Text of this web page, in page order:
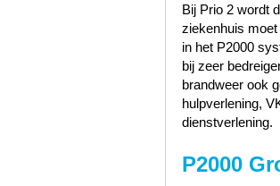
Bij Prio 2 wordt
ziekenhuis
in het P2000
bij zeer
brandweer ook
hulpverlening,
dienstverlening.
P2000